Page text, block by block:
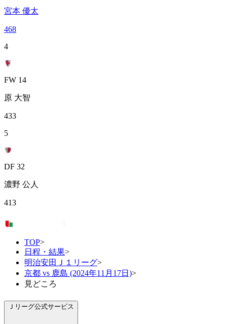
宮本 優太
468
4
FW 14
原 大智
433
5
DF 32
濃野 公人
413
TOP>
日程・結果>
明治安田Ｊ１リーグ>
京都 vs 鹿島 (2024年11月17日)>
見どころ
Ｊリーグ公式サービス